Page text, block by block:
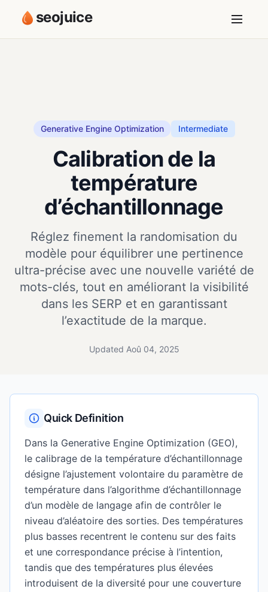
seojuice
Generative Engine Optimization Intermediate
Calibration de la
température
d’échantillonnage
Réglez finement la randomisation du
modèle pour équilibrer une pertinence
ultra-précise avec une nouvelle variété de
mots-clés, tout en améliorant la visibilité
dans les SERP et en garantissant
l’exactitude de la marque.
Updated Aoû 04, 2025
Quick Definition
Dans la Generative Engine Optimization (GEO),
le calibrage de la température d’échantillonnage
désigne l’ajustement volontaire du paramètre de
température dans l’algorithme d’échantillonnage
d’un modèle de langage afin de contrôler le
niveau d’aléatoire des sorties. Des températures
plus basses recentrent le contenu sur des faits
et une correspondance précise à l’intention,
tandis que des températures plus élevées
introduisent de la diversité pour une couverture